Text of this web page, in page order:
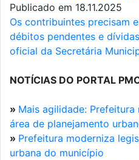
Publicado em 18.11.2025
Os contribuintes precisam
débitos pendentes e
oficial da Secretária
NOTÍCIAS DO PORTAL
» Mais agilidade:
área de planejamento
» Prefeitura moderniza
urbana do município